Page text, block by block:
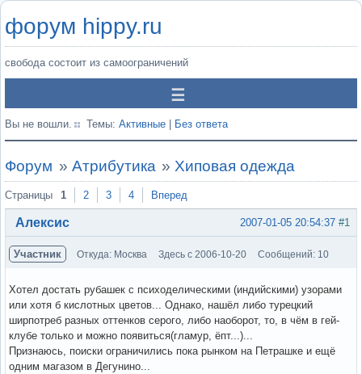
форум hippy.ru
свобода состоит из самоограничений
Вы не вошли. Темы: Активные Без ответа
Форум » Атрибутика » Хиповая одежда
Страницы 1 2 3 4 Вперед
#1
2007-01-05 20:54:37
Алексис
Участник Откуда: Москва Здесь с 2006-10-20 Сообщений: 10
Хотел достать рубашек с психоделическими (индийскими) узорами
или хотя б кислотных цветов... Однако, нашёл либо турецкий
ширпотреб разных оттенков серого, либо наоборот, то, в чём в гей-
клубе только и можно появиться(гламур, ёпт...)...
Признаюсь, поиски ограничились пока рынком на Петрашке и ещё
одним магазом в Дегунино...